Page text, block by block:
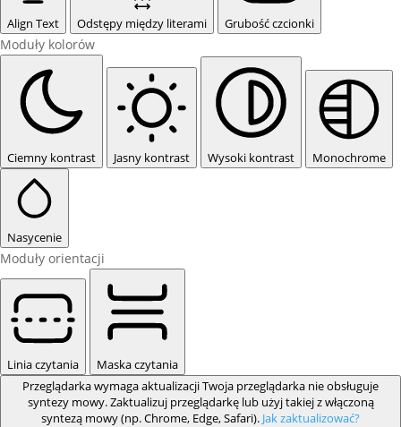
Align Text Odstępy między literami Grubość czcionki
Moduły kolorów
Ciemny kontrast Jasny kontrast Wysoki kontrast Monochrome
Nasycenie
Moduły orientacji
Linia czytania
Maska czytania
Przeglądarka wymaga aktualizacjiTwoja przeglądarka nie obsługuje
syntezy mowy. Zaktualizuj przeglądarkę lub użyj takiej z włączoną
syntezą mowy (np. Chrome, Edge, Safari). Jak zaktualizować?